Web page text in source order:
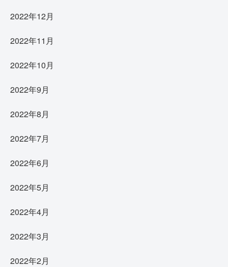
2022年12月
2022年11月
2022年10月
2022年9月
2022年8月
2022年7月
2022年6月
2022年5月
2022年4月
2022年3月
2022年2月